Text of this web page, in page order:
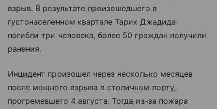
взрыв. В результате произошедшего в
густонаселенном квартале Тарик Джадида
погибли три человека, более 50 граждан получили
ранения.
Инцидент произошел через несколько месяцев
после мощного взрыва в столичном порту,
прогремевшего 4 августа. Тогда из-за пожара